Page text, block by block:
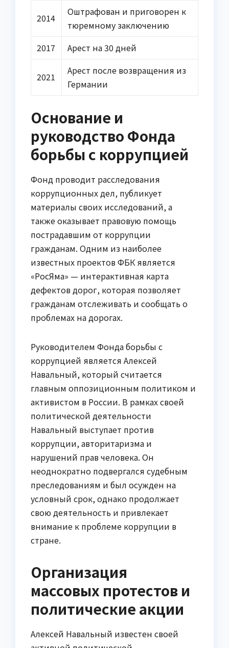
2014
Оштрафован и приговорен к
тюремному заключению
2017
Арест на 30 дней
2021
Арест после возвращения из
Германии
Основание и
руководство Фонда
борьбы с коррупцией
Фонд проводит расследования
коррупционных дел, публикует
материалы своих исследований, а
также оказывает правовую помощь
пострадавшим от коррупции
гражданам. Одним из наиболее
известных проектов ФБК является
«РосЯма» — интерактивная карта
дефектов дорог, которая позволяет
гражданам отслеживать и сообщать о
проблемах на дорогах.
Руководителем Фонда борьбы с
коррупцией является Алексей
Навальный, который считается
главным оппозиционным политиком и
активистом в России. В рамках своей
политической деятельности
Навальный выступает против
коррупции, авторитаризма и
нарушений прав человека. Он
неоднократно подвергался судебным
преследованиям и был осужден на
условный срок, однако продолжает
свою деятельность и привлекает
внимание к проблеме коррупции в
стране.
Организация
массовых протестов и
политические акции
Алексей Навальный известен своей